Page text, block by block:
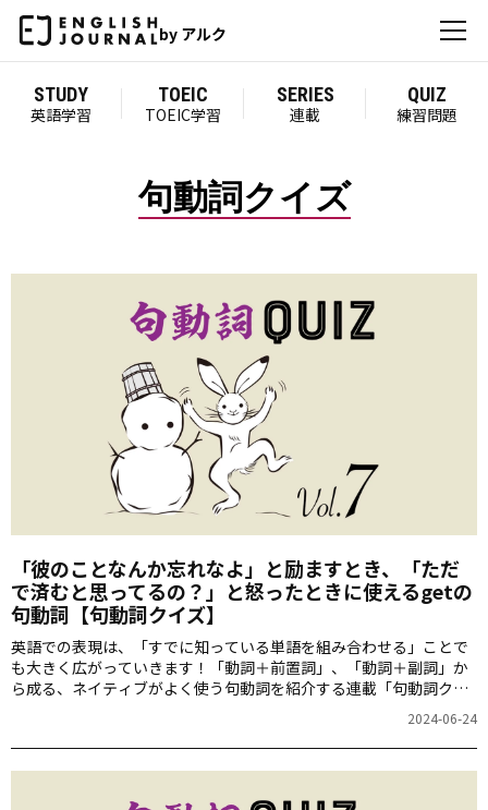
by アルク
STUDY
英語学習
TOEIC
TOEIC学習
SERIES
連載
QUIZ
練習問題
句動詞クイズ
「彼のことなんか忘れなよ」と励ますとき、「ただ
で済むと思ってるの？」と怒ったときに使えるgetの
句動詞【句動詞クイズ】
英語での表現は、「すでに知っている単語を組み合わせる」ことで
も大きく広がっていきます！「動詞＋前置詞」、「動詞＋副詞」か
ら成る、ネイティブがよく使う句動詞を紹介する連載「句動詞クイ
2024-06-24